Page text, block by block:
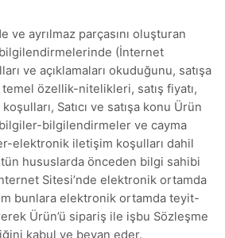
ve ayrılmaz parçasını oluşturan
(İnternet
ve açıklamaları okuduğunu, satışa
özellik-nitelikleri, satış fiyatı,
Satıcı ve satışa konu Ürün
bilgilendirmeler ve cayma
elektronik iletişim koşulları dahil
hususlarda önceden bilgi sahibi
Sitesi’nde elektronik ortamda
bunlara elektronik ortamda teyit-
Ürün’ü sipariş ile işbu Sözleşme
kabul ve beyan eder.